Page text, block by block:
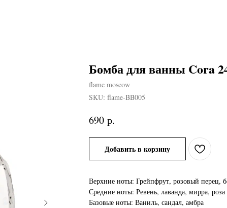
Бомба для ванны Cora
flame moscow
SKU: flame-BB005
690 р.
Добавить в корзину
Верхние ноты: Грейпфрут, розовый перец,
Средние ноты: Ревень, лаванда, мирра, роза
Базовые ноты: Ваниль, сандал, амбра